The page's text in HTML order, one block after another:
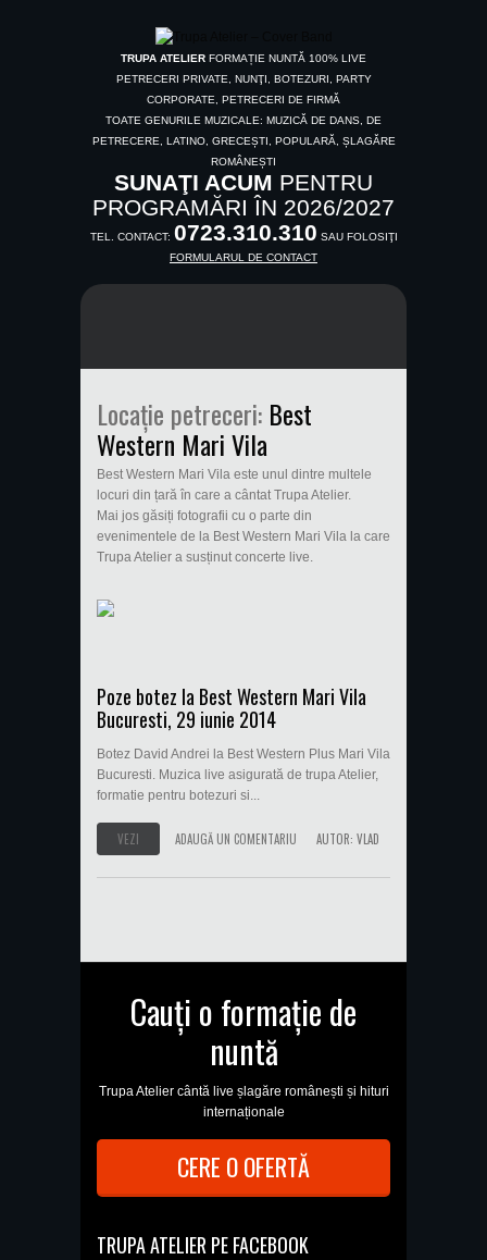
TRUPA ATELIER FORMAȚIE NUNTĂ 100% LIVE
PETRECERI PRIVATE, NUNŢI, BOTEZURI, PARTY
CORPORATE, PETRECERI DE FIRMĂ
TOATE GENURILE MUZICALE: MUZICĂ DE DANS, DE
PETRECERE, LATINO, GRECEȘTI, POPULARĂ, ȘLAGĂRE
ROMÂNEȘTI
SUNAŢI ACUM PENTRU
PROGRAMĂRI ÎN 2026/2027
TEL. CONTACT: 0723.310.310 SAU FOLOSIŢI
FORMULARUL DE CONTACT
Locație petreceri: Best
Western Mari Vila
Best Western Mari Vila este unul dintre multele
locuri din țară în care a cântat Trupa Atelier.
Mai jos găsiți fotografii cu o parte din
evenimentele de la Best Western Mari Vila la care
Trupa Atelier a susținut concerte live.
Poze botez la Best Western Mari Vila
Bucuresti, 29 iunie 2014
Botez David Andrei la Best Western Plus Mari Vila
Bucuresti. Muzica live asigurată de trupa Atelier,
formatie pentru botezuri si...
VEZI ADAUGĂ UN COMENTARIU AUTOR: VLAD
Cauți o formație de
nuntă
Trupa Atelier cântă live șlagăre românești și hituri
internaționale
CERE O OFERTĂ
TRUPA ATELIER PE FACEBOOK